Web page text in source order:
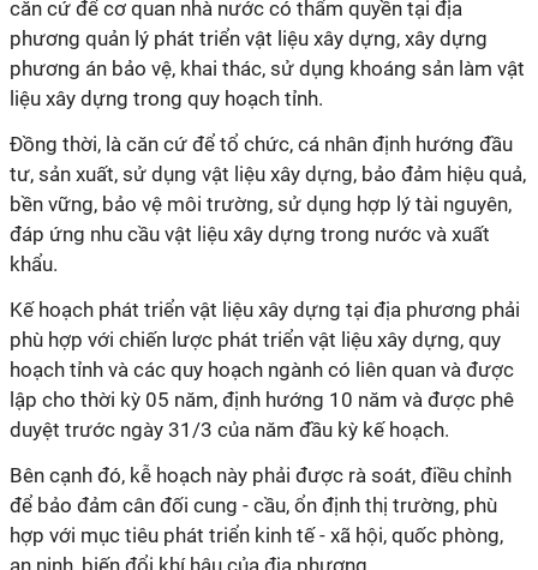
căn cứ để cơ quan nhà nước có thẩm quyền tại địa
phương quản lý phát triển vật liệu xây dựng, xây dựng
phương án bảo vệ, khai thác, sử dụng khoáng sản làm vật
liệu xây dựng trong quy hoạch tỉnh.
Đồng thời, là căn cứ để tổ chức, cá nhân định hướng đầu
tư, sản xuất, sử dụng vật liệu xây dựng, bảo đảm hiệu quả,
bền vững, bảo vệ môi trường, sử dụng hợp lý tài nguyên,
đáp ứng nhu cầu vật liệu xây dựng trong nước và xuất
khẩu.
Kế hoạch phát triển vật liệu xây dựng tại địa phương phải
phù hợp với chiến lược phát triển vật liệu xây dựng, quy
hoạch tỉnh và các quy hoạch ngành có liên quan và được
lập cho thời kỳ 05 năm, định hướng 10 năm và được phê
duyệt trước ngày 31/3 của năm đầu kỳ kế hoạch.
Bên cạnh đó, kễ hoạch này phải được rà soát, điều chỉnh
để bảo đảm cân đối cung - cầu, ổn định thị trường, phù
hợp với mục tiêu phát triển kinh tế - xã hội, quốc phòng,
an ninh, biến đổi khí hậu của địa phương.